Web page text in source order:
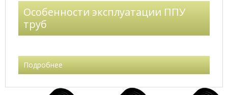
Ваше имя
Ваш e-mail
Особенности эксплуатации ППУ
труб
Подробнее